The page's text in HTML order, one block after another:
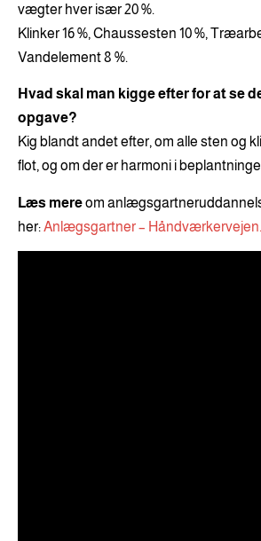
vægter hver især 20 %.
Klinker 16 %, Chaussesten 10 %,
Vandelement 8 %.
Hvad skal man kigge efter for at se
opgave?
Kig blandt andet efter, om alle sten og
flot, og om der er harmoni i
Læs mereom
her:Anlægsgartner –